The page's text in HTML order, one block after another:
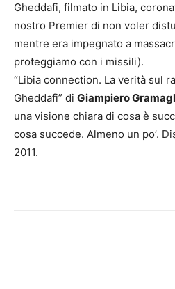
Gheddafi, filmato in Libia,
nostro Premier di non voler
mentre era impegnato a
proteggiamo con i missili).
“Libia connection. La verità sul
Gheddafi” di Giampiero
una visione chiara di cosa è
cosa succede. Almeno un po’.
2011.